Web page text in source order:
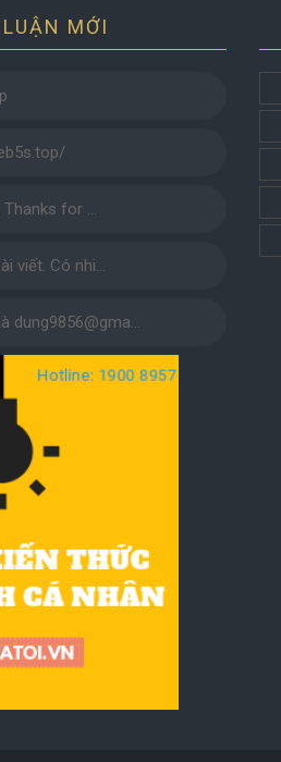
MỚI
Thanks for …
viết. Có nhi…
dung9856@gma…